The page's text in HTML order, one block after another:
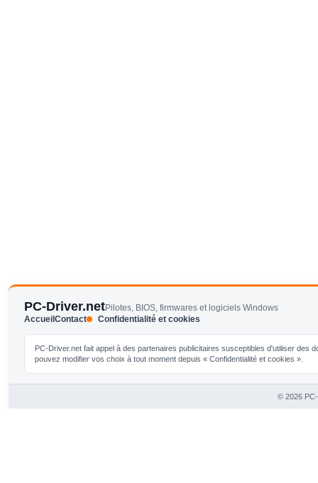
PC-Driver.netPilotes, BIOS, firmwares et logiciels Windows
AccueilContact Confidentialité et cookies
PC-Driver.net fait appel à des partenaires publicitaires susceptibles d'utiliser
pouvez modifier vos choix à tout moment depuis « Confidentialité et cookies ».
© 2026